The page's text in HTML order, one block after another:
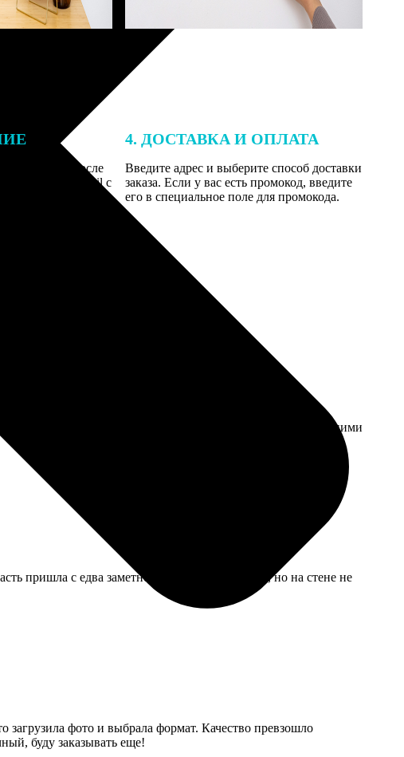
картой. После
на email с
4. ДОСТАВКА И ОПЛАТА
Введите адрес и выберите способ доставки
заказа. Если у вас есть промокод, введите
его в специальное поле для промокода.
подтверждение о невручении. Это меня и оставило с ними
пришла с едва заметной царапиной по краю, но на стене не
загрузила фото и выбрала формат. Качество превзошло
буду заказывать еще!